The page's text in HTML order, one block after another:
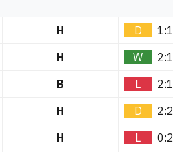
H D 1:1
H W 2:1
B L 2:1
H D 2:2
H L 0:2